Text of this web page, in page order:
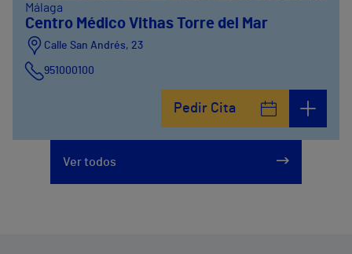
Málaga
Centro Médico Vithas Torre del Mar
Calle San Andrés, 23
951000100
Pedir Cita
Ver todos